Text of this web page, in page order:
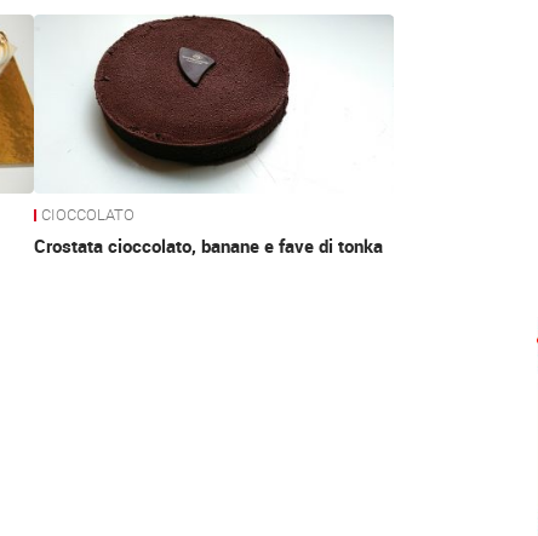
CIOCCOLATO
Crostata cioccolato, banane e fave di tonka